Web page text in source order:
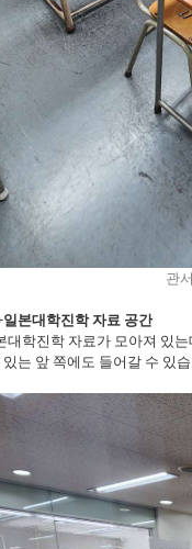
관
본대학진학 자료 공간
학진학 자료가 모아져 있
는 앞 쪽에도 들어갈 수 있